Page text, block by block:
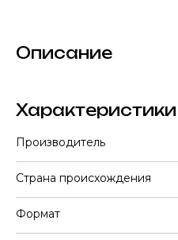
Описание
Характеристики
Производитель
Страна происхождения
Формат